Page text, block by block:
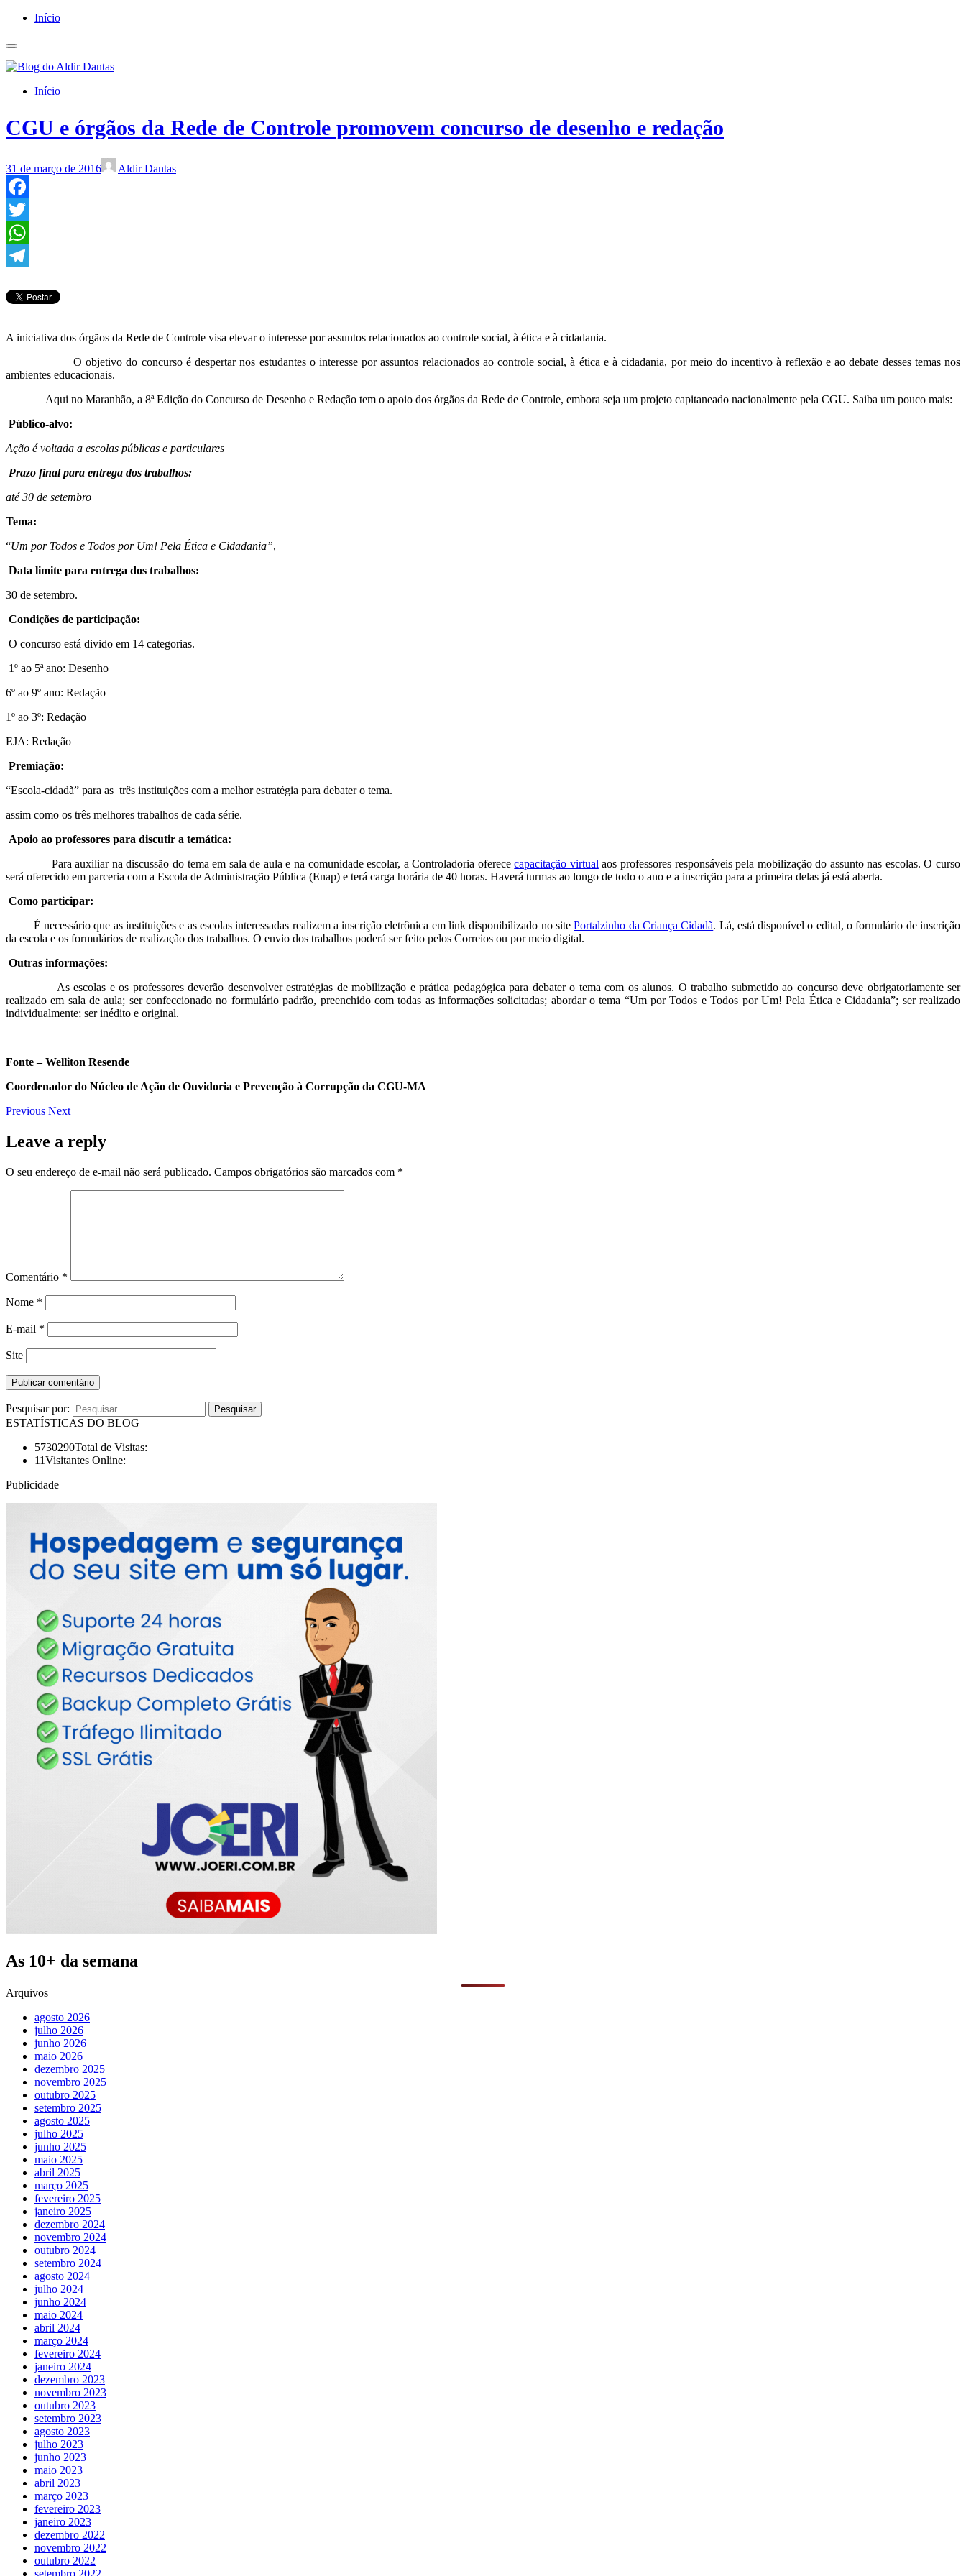
Início
Início
CGU e órgãos da Rede de Controle promovem concurso de desenho e redação
31 de março de 2016 Aldir Dantas
Facebook
Twitter
WhatsApp
A iniciativa dos órgãos da Rede de Controle visa elevar o interesse por assuntos relacionados ao controle social, à ética e à cidadania.
O objetivo do concurso é despertar nos estudantes o interesse por assuntos relacionados ao controle social, à ética e à cidadania, por meio do incentivo à reflexão e ao debate desses temas nos
ambientes educacionais.
Aqui no Maranhão, a 8ª Edição do Concurso de Desenho e Redação tem o apoio dos órgãos da Rede de Controle, embora seja um projeto capitaneado nacionalmente pela CGU. Saiba um pouco mais:
Público-alvo:
Ação é voltada a escolas públicas e particulares
Prazo final para entrega dos trabalhos:
até 30 de setembro
Tema:
“Um por Todos e Todos por Um! Pela Ética e Cidadania”,
Data limite para entrega dos trabalhos:
30 de setembro.
Condições de participação:
O concurso está divido em 14 categorias.
1º ao 5ª ano: Desenho
6º ao 9º ano: Redação
1º ao 3º: Redação
EJA: Redação
Premiação:
“Escola-cidadã” para as três instituições com a melhor estratégia para debater o tema.
assim como os três melhores trabalhos de cada série.
Apoio ao professores para discutir a temática:
Para auxiliar na discussão do tema em sala de aula e na comunidade escolar, a Controladoria oferececapacitação virtual aos professores responsáveis pela mobilização do assunto nas escolas. O curso
será oferecido em parceria com a Escola de Administração Pública (Enap) e terá carga horária de 40 horas. Haverá turmas ao longo de todo o ano e a inscrição para a primeira delas já está aberta.
Como participar:
É necessário que as instituições e as escolas interessadas realizem a inscrição eletrônica em link disponibilizado no sitePortalzinho da Criança Cidadã. Lá, está disponível o edital, o formulário de inscrição
da escola e os formulários de realização dos trabalhos. O envio dos trabalhos poderá ser feito pelos Correios ou por meio digital.
Outras informações:
As escolas e os professores deverão desenvolver estratégias de mobilização e prática pedagógica para debater o tema com os alunos. O trabalho submetido ao concurso deve obrigatoriamente ser
realizado em sala de aula; ser confeccionado no formulário padrão, preenchido com todas as informações solicitadas; abordar o tema “Um por Todos e Todos por Um! Pela Ética e Cidadania”; ser realizado
individualmente; ser inédito e original.
Fonte – Welliton Resende
Coordenador do Núcleo de Ação de Ouvidoria e Prevenção à Corrupção da CGU-MA
Previous Next
Leave a reply
O seu endereço de e-mail não será publicado. Campos obrigatórios são marcados com *
Comentário *
Nome *
E-mail *
Site
Pesquisar por:
ESTATÍSTICAS DO BLOG
5730290Total de Visitas:
11Visitantes Online:
Publicidade
As 10+ da semana
Arquivos
agosto 2026
julho 2026
junho 2026
maio 2026
dezembro 2025
novembro 2025
outubro 2025
setembro 2025
agosto 2025
julho 2025
junho 2025
maio 2025
abril 2025
março 2025
fevereiro 2025
janeiro 2025
dezembro 2024
novembro 2024
outubro 2024
setembro 2024
agosto 2024
julho 2024
junho 2024
maio 2024
abril 2024
março 2024
fevereiro 2024
janeiro 2024
dezembro 2023
novembro 2023
outubro 2023
setembro 2023
agosto 2023
julho 2023
junho 2023
maio 2023
abril 2023
março 2023
fevereiro 2023
janeiro 2023
dezembro 2022
novembro 2022
outubro 2022